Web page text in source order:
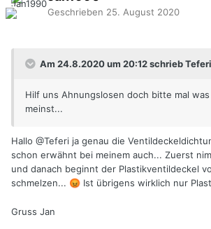
Geschrieben 25. August 2020
Am 24.8.2020 um 20:12 schrieb
Hilf uns Ahnungslosen doch bitte mal was
meinst...
Hallo @Teferi ja genau die
schon erwähnt bei meinem auch... Zuerst
und danach beginnt der Plastikventildeckel
schmelzen... 😡 Ist übrigens wirklich nur
Gruss Jan